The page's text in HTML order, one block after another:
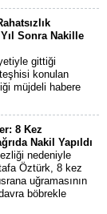
Sonra Nakille
gittiği
konulan
müjdeli habere
8 Kez
Nakil Yapıldı
nedeniyle
Öztürk, 8 kez
uğramasının
böbrekle